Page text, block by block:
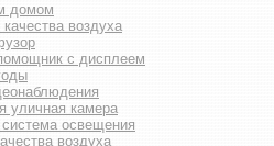
домом
воздуха
с дисплеем
уличная камера
освещения
воздуха